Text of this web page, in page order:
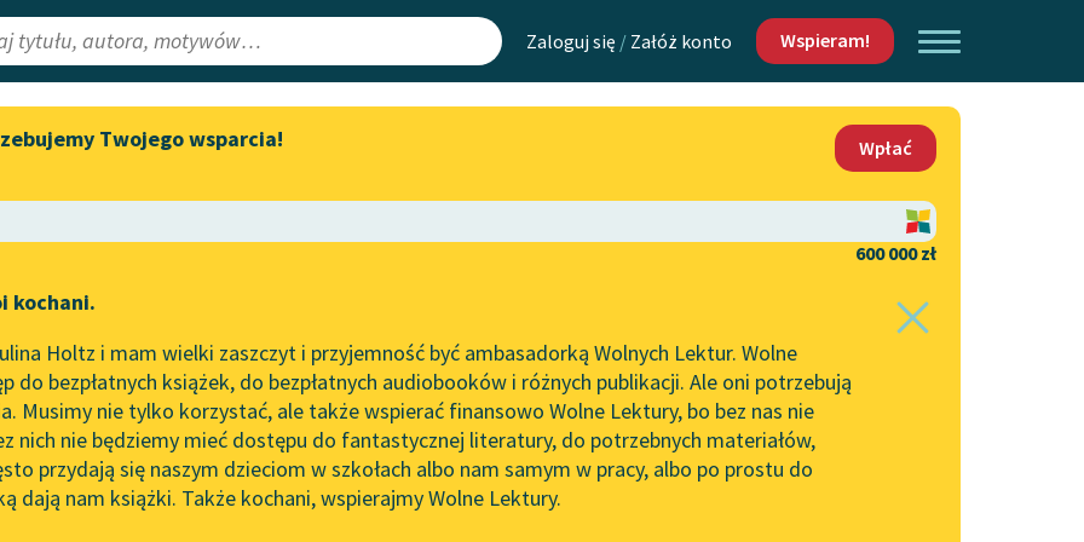
Zaloguj się / Załóż konto Wspieram!
Lektury
redakcyjne
Aktualności
„Prokurator Alicja Horn” do
literatury skandynawskiej
Spotkanie z Katarzyną Tunkiel
w Oslo
102. lata temu zmarł Joseph
Conrad
Mapa Wolnych Lektur
Leśmianator
API
OAI-PMH
Widget Wolnych Lektur
Kontakt
O projekcie
Zasady wykorzystania
Wolnych Lektur
Logotypy
Materiały promocyjne
Twojego wsparcia!
Wpłać
600 000 zł
kochani.
Holtz i mam wielki zaszczyt i przyjemność być ambasadorką Wolnych Lektur. Wolne
do bezpłatnych książek, do bezpłatnych audiobooków i różnych publikacji. Ale oni potrzebują
Musimy nie tylko korzystać, ale także wspierać finansowo Wolne Lektury, bo bez nas nie
nich nie będziemy mieć dostępu do fantastycznej literatury, do potrzebnych materiałów,
przydają się naszym dzieciom w szkołach albo nam samym w pracy, albo po prostu do
dają nam książki. Także kochani, wspierajmy Wolne Lektury.
Kasprzak✖ Liryka✖